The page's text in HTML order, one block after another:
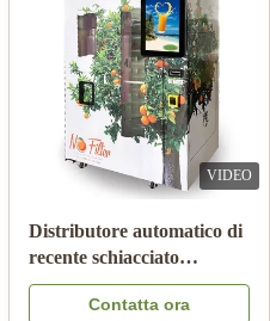
VIDEO
Distributore automatico di
recente schiacciato
automatico del succo
d'arancia per l'annuncio
Contatta ora